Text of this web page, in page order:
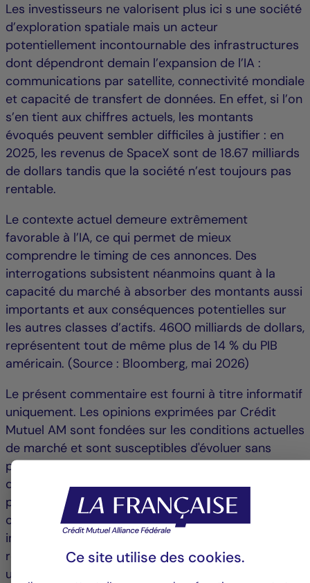
Les investisseurs ne valorisent plus ici s une société
d’exploration spatiale mais un acteur
potentiellement incontournable des infrastructures
dont dépendront demain l’expansion de l’IA :
communications par satellite, connectivité mondiale
et capacité de transfert de données. En effet, si l’on
s’en tient aux chiffres actuels, les montants
évoqués peuvent sembler difficiles à justifier : en
2025, les revenus de SpaceX sont de 18.67 milliards
de dollars tandis que la société n’est toujours pas
rentable.
Le contexte actuel demeure extrêmement
favorable à l’IA, ce qui permet de mieux
comprendre le timing de ces annonces. Des
interrogations subsistent néanmoins quant à la
capacité du marché à absorber des montants aussi
importants et aux conséquences potentielles sur
les autres classes d’actifs. 4600 milliards de dollars,
représentent tout de même plus de 14 % du PIB
américain. (Source : Bloomberg, mai 2026)
Le présent commentaire est fourni à titre informatif
uniquement. Les opinions exprimées par Crédit
Mutuel AM sont fondées sur les conditions actuelles
de marché et sont susceptibles d'évoluer sans
préavis. Ce document ne constitue ni une offre
d’acheter ou de vendre des investissements,
produits ou services et ne doit pas être considéré
comme une sollicitation, un conseil en
investissement ou un conseil juridique ou fiscal, une
recommandation de stratégie d’investissement ou
une recommandation personnalisée d’investir dans
Ce site utilise des cookies.